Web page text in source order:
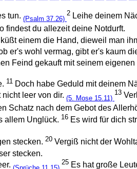
tun. (Psalm 37.26)
2 Leihe deinem
findest du allezeit deine Notdurft.
küßt einem die Hand, dieweil man
er's wohl vermag, gibt er's kaum
Feind gekauft mit seinem eigenen
11 Doch habe Geduld mit deinem
leer von dir. (5. Mose 15.11)
13
Schatz nach dem Gebot des
allem Unglück. 16 Es wird für dich
stecken. 20 Vergiß nicht der
stecken.
(Sprüche 11.15)
25 Es hat große